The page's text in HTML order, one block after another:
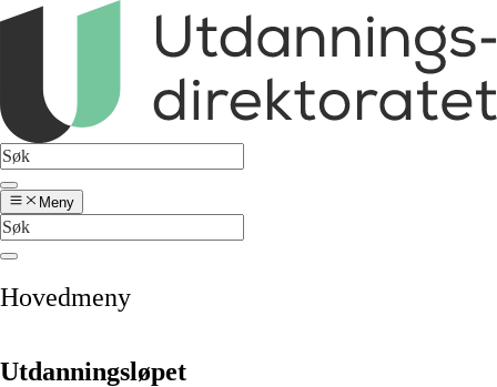
Meny
Hovedmeny
Utdanningsløpet